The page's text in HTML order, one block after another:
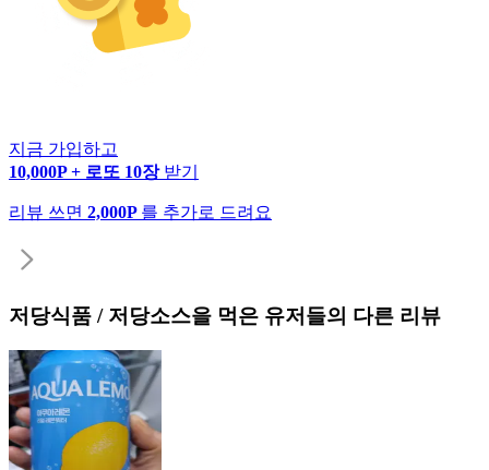
지금 가입하고
10,000P + 로또 10장 받기
리뷰 쓰면 2,000P 를 추가로 드려요
저당식품 / 저당소스을 먹은 유저들의 다른 리뷰